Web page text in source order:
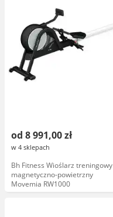
od 8 991,00 zł
w 4 sklepach
Bh Fitness Wioślarz treningowy
magnetyczno-powietrzny
Movemia RW1000